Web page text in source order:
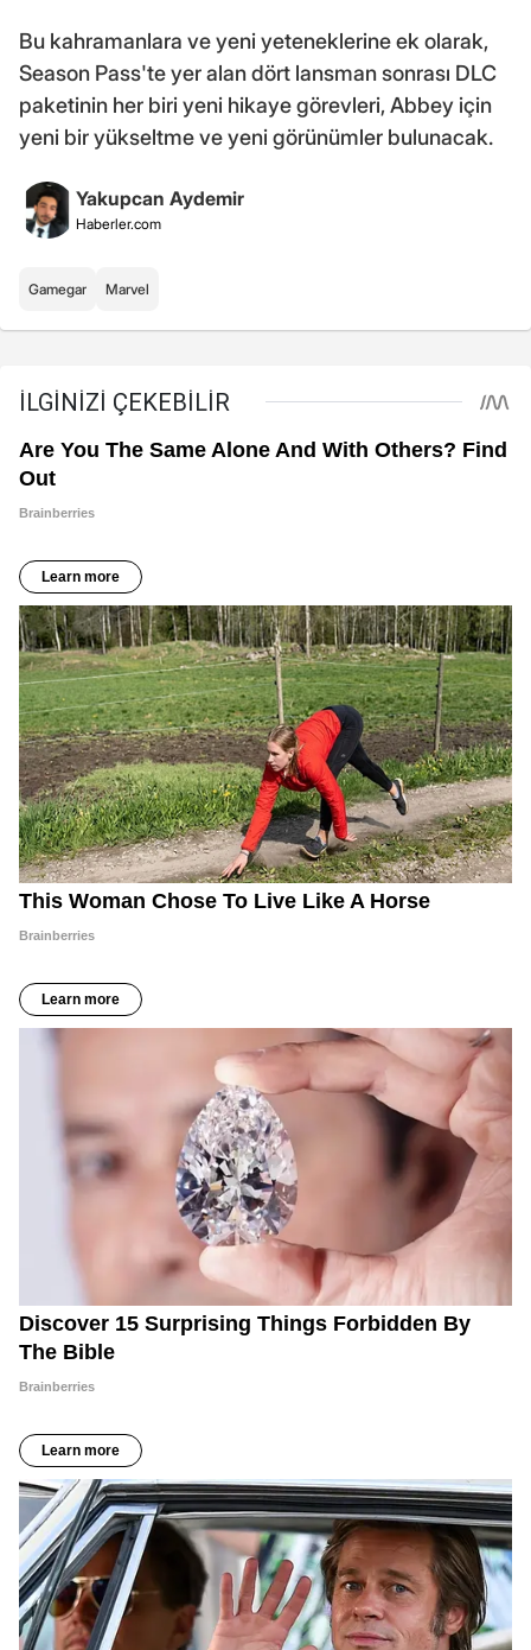
Bu kahramanlara ve yeni yeteneklerine ek olarak,
Season Pass'te yer alan dört lansman sonrası DLC
paketinin her biri yeni hikaye görevleri, Abbey için
yeni bir yükseltme ve yeni görünümler bulunacak.
Yakupcan Aydemir
Haberler.com
Gamegar Marvel